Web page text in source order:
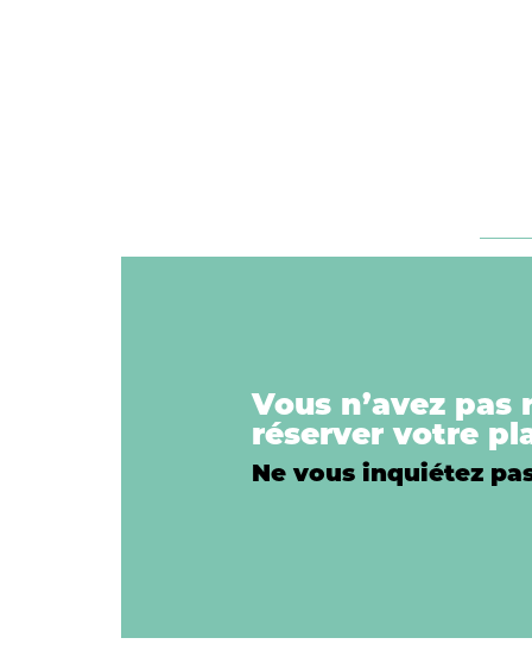
Vous n’avez pas
réserver votre
Ne vous inquiétez